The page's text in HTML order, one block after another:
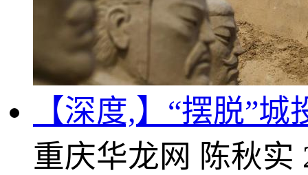
【深度,】“摆脱”
重庆华龙网 陈秋实